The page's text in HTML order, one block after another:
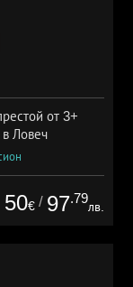
от 3+
Ловеч
50€ / 97.79
лв.